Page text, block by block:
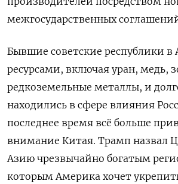
межгосударственных
Бывшие советские республики в
ресурсами, включая уран, медь,
редкоземельные металлы, и
находились в сфере влияния
последнее время всё больше
внимание Китая. Трамп назвал
Азию чрезвычайно богатым
которым Америка хочет